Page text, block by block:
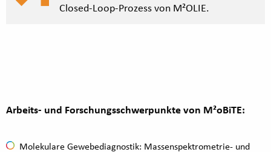
Closed-Loop-Prozess von M²OLIE.
Arbeits- und Forschungsschwerpunkte von M²oBiTE:
Molekulare Gewebediagnostik: Massenspektrometrie- und